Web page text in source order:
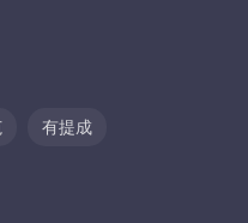
有提成